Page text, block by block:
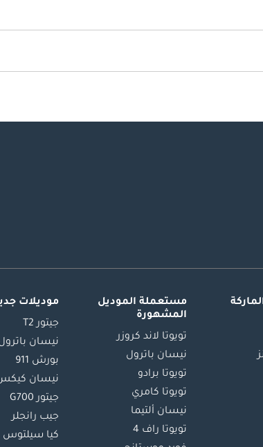
مستعملة الموديل
المشهورة
تويوتا لاند كروزر
نيسان باترول
تويوتا برادو
تويوتا كامري
نيسان ألتيما
تويوتا راف 4
موديلات
جيتور T2
نيسان
بورش 911
نيسان
جيتور G700
جيب رانجلر
كيا سيلتوس